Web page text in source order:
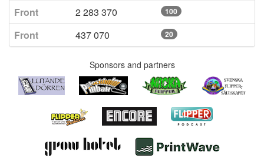
Front 2 283 370 100
Front 437 070 20
Sponsors and partners